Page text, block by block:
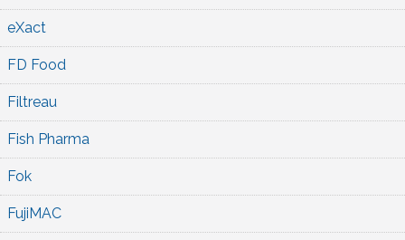
eXact
FD Food
Filtreau
Fish Pharma
Fok
FujiMAC